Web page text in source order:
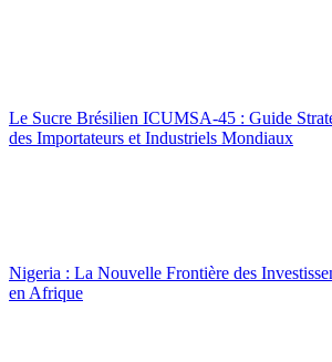
Le Sucre Brésilien ICUMSA-45 : Guide
des Importateurs et Industriels Mondiaux
Nigeria : La Nouvelle Frontière des
en Afrique